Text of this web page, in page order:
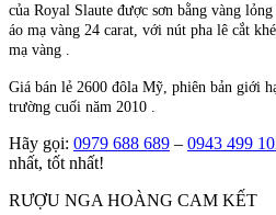
của Royal Slaute được sơn bằng vàng
áo mạ vàng 24 carat, với nút pha lê cắt
mạ vàng .
Giá bán lẻ 2600 đôla Mỹ, phiên bản giới
trường cuối năm 2010 .
Hãy gọi: 0979 688 689 – 0943 499
nhất, tốt nhất!
RƯỢU NGA HOÀNG CAM KẾT